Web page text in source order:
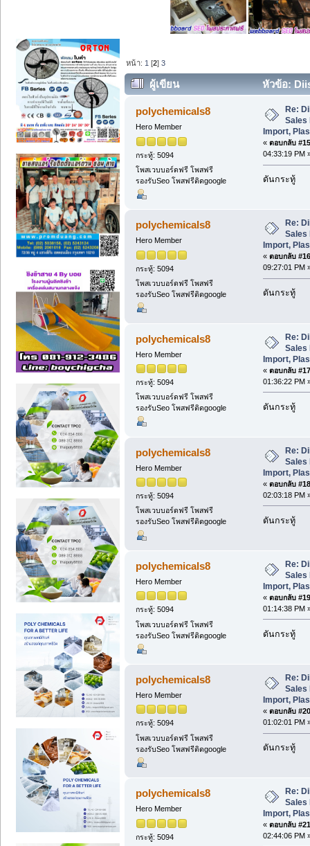
หน้า: 1 [2]3
ผู้เขียน
หัวข้อ:
Import, Plasticizer Oil Export (อ่าน
polychemicals8
Hero Member
กระทู้: 5094
โพสเวบบอร์ดฟรี โพสฟรี
รองรับSeo โพสฟรีติดgoogle
Re:
Sales
Import,
« ตอบกลับ
04:33:19 PM
ดันกระทู้
polychemicals8
Hero Member
กระทู้: 5094
โพสเวบบอร์ดฟรี โพสฟรี
รองรับSeo โพสฟรีติดgoogle
Re:
Sales
Import,
« ตอบกลับ
09:27:01 PM
ดันกระทู้
polychemicals8
Hero Member
กระทู้: 5094
โพสเวบบอร์ดฟรี โพสฟรี
รองรับSeo โพสฟรีติดgoogle
Re:
Sales
Import,
« ตอบกลับ
01:36:22 PM
ดันกระทู้
polychemicals8
Hero Member
กระทู้: 5094
โพสเวบบอร์ดฟรี โพสฟรี
รองรับSeo โพสฟรีติดgoogle
Re:
Sales
Import,
« ตอบกลับ
02:03:18 PM
ดันกระทู้
polychemicals8
Hero Member
กระทู้: 5094
โพสเวบบอร์ดฟรี โพสฟรี
รองรับSeo โพสฟรีติดgoogle
Re:
Sales
Import,
« ตอบกลับ
01:14:38 PM
ดันกระทู้
polychemicals8
Hero Member
กระทู้: 5094
โพสเวบบอร์ดฟรี โพสฟรี
รองรับSeo โพสฟรีติดgoogle
Re:
Sales
Import,
« ตอบกลับ
01:02:01 PM
ดันกระทู้
polychemicals8
Hero Member
กระทู้: 5094
Re:
Sales
Import,
« ตอบกลับ
02:44:06 PM